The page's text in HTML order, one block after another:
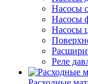
Насосы
Насосы
Насосы
Реле